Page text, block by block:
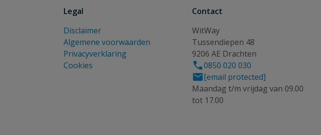
Legal
Disclaimer
Algemene voorwaarden
Privacyverklaring
Cookies
Contact
WitWay
Tussendiepen 48
9206 AE Drachten
0850 020 030
[email protected]
Maandag t/m vrijdag van 09.00
tot 17.00